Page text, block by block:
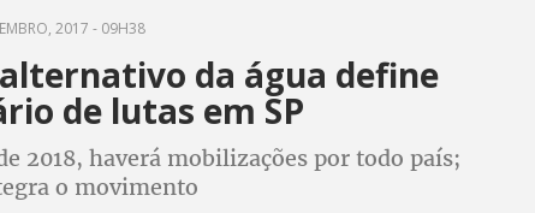
2017 - 09H38
da água define
de lutas em SP
2018, haverá mobilizações por todo país;
o movimento